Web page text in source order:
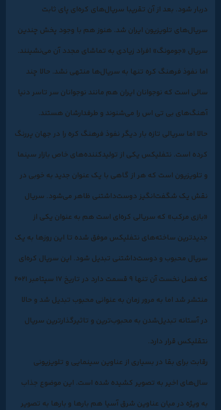
دربار شود. بعد از آن تقریبا سریال‌های کره‌ای پای ثابت
سریال‌های تلویزیون ایران شد. هنوز هم با وجود پخش چندین
سریال «جومونگ» افراد زیادی به تماشای مجدد آن می‌نشینند.
اما نفوذ فرهنگ کره تنها به سریال‌ها منتهی نشد. حالا چند
سالی است که نوجوانان ایران هم مانند نوجوانان سر تاسر دنیا
آهنگ‌های بی تی اس را می‌شنوند و طرفدارشان هستند.
حالا اما سریالی تازه بار دیگر نفوذ فرهنگ کره را در جهان پررنگ
کرده است. نتفلیکس یکی از تولیدکننده‌های خاص بازار سینما
و تلویزیون است که هر از گاهی با یک عنوان جدید به خوبی در
نقش یک شگفت‌انگیز دوست‌داشتنی ظاهر می‌شود. سریال
«بازی مرکب» که سریالی کره‌ای است هم به عنوان یکی از
جدیدترین ساخته‌های نتفلیکس موفق شده تا این روزها به یک
سریال محبوب و دوست‌داشتنی تبدیل شود. این سریال کره‌ای
که فصل نخست آن تنها ۹ قسمت دارد در تاریخ ۱۷ سپتامبر ۲۰۲۱
منتشر شد اما به مرور زمان به عنوانی محبوب تبدیل شد و حالا
در آستانه تبدیل‌شدن به محبوب‌ترین و تاثیرگذارترین سریال
نتقلیکس قرار دارد.
رقابت برای بقا در بسیاری از عناوین سینمایی و تلویزیونی
سال‌های اخیر به تصویر کشیده شده است. این موضوع جذاب
به ویژه در میان عناوین شرق آسیا هم بارها و بارها به تصویر